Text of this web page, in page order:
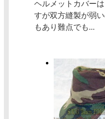
ヘルメットカバー
すが双方縫製が弱
もあり難点でも...